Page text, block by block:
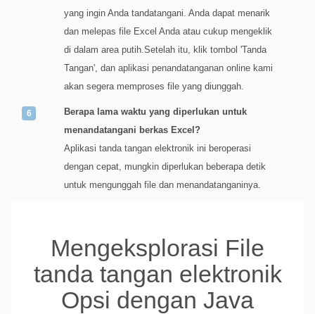
yang ingin Anda tandatangani. Anda dapat menarik
dan melepas file Excel Anda atau cukup mengeklik
di dalam area putih.Setelah itu, klik tombol 'Tanda
Tangan', dan aplikasi penandatanganan online kami
akan segera memproses file yang diunggah.
Berapa lama waktu yang diperlukan untuk
menandatangani berkas Excel?
Aplikasi tanda tangan elektronik ini beroperasi
dengan cepat, mungkin diperlukan beberapa detik
untuk mengunggah file dan menandatanganinya.
Mengeksplorasi File
tanda tangan elektronik
Opsi dengan Java